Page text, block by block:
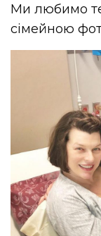
Ми любимо
сімейною